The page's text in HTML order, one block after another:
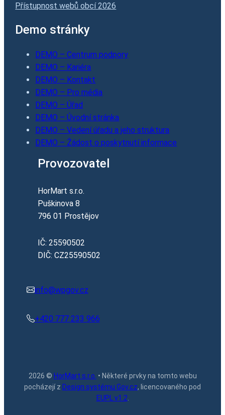
Přístupnost webů obcí 2026
Demo stránky
DEMO – Centrum podpory
DEMO – Kariéra
DEMO – Kontakt
DEMO – Pro média
DEMO – Úřad
DEMO – Úvodní stránka
DEMO – Vedení úřadu a jeho struktura
DEMO – Žádost o poskytnutí informace
Provozovatel
HorMart s.r.o.
Puškinova 8
796 01 Prostějov
IČ: 25590502
DIČ: CZ25590502
info@wpgov.cz
+420 777 233 966
2026 © HorMart s.r.o. • Některé prvky na tomto webu
pocházejí z Design systému Gov.cz, licencovaného pod
EUPL v1.2